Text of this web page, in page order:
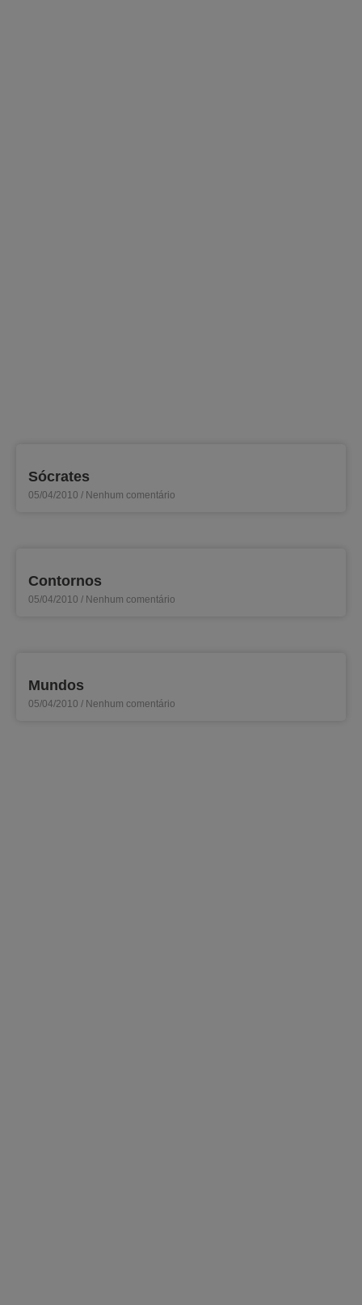
Sócrates
05/04/2010 Nenhum comentário
Contornos
05/04/2010 Nenhum comentário
Mundos
05/04/2010 Nenhum comentário